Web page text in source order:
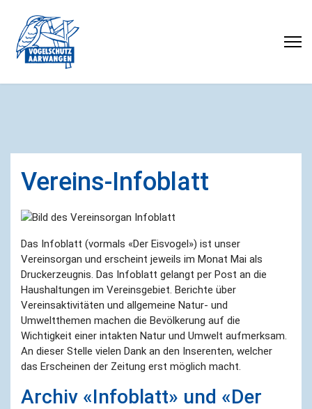
Vereins-Infoblatt
Das Infoblatt (vormals «Der Eisvogel») ist unser
Vereinsorgan und erscheint jeweils im Monat Mai als
Druckerzeugnis. Das Infoblatt gelangt per Post an die
Haushaltungen im Vereinsgebiet. Berichte über
Vereinsaktivitäten und allgemeine Natur- und
Umweltthemen machen die Bevölkerung auf die
Wichtigkeit einer intakten Natur und Umwelt aufmerksam.
An dieser Stelle vielen Dank an den Inserenten, welcher
das Erscheinen der Zeitung erst möglich macht.
Archiv «Infoblatt» und «Der